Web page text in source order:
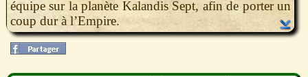
équipe sur la planète Kalandis Sept, afin de porter un
coup dur à l’Empire.